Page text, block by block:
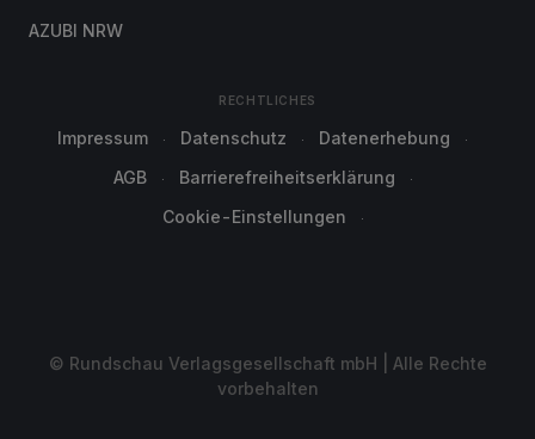
AZUBI NRW
RECHTLICHES
Impressum Datenschutz
Datenerhebung
AGB
Barrierefreiheitserklärung
Cookie-Einstellungen
© Rundschau Verlagsgesellschaft mbH | Alle Rechte
vorbehalten